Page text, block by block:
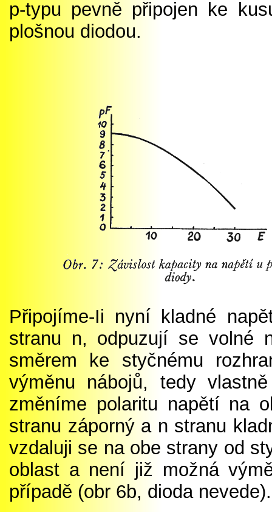
p-typu pevně připojen ke
plošnou diodou.
Připojíme-Ii nyní kladné
stranu n, odpuzují se volné
směrem ke styčnému
výměnu nábojů, tedy
změníme polaritu napětí na
stranu záporný a n stranu
vzdaluji se na obe strany od
oblast a není již možná
případě (obr 6b, dioda nevede).